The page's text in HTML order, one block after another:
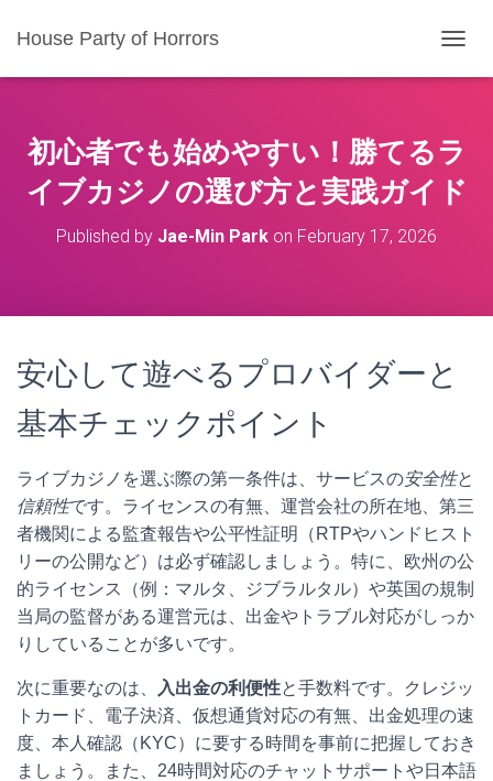
House Party of Horrors
O
L
E
N
初心者でも始めやすい！勝てるラ
イブカジノの選び方と実践ガイド
Published by Jae-Min Park on February 17, 2026
安心して遊べるプロバイダーと
基本チェックポイント
ライブカジノを選ぶ際の第一条件は、サービスの安全性と
信頼性です。ライセンスの有無、運営会社の所在地、第三
者機関による監査報告や公平性証明（RTPやハンドヒスト
リーの公開など）は必ず確認しましょう。特に、欧州の公
的ライセンス（例：マルタ、ジブラルタル）や英国の規制
当局の監督がある運営元は、出金やトラブル対応がしっか
りしていることが多いです。
次に重要なのは、 入出金の利便性と手数料です。クレジッ
トカード、電子決済、仮想通貨対応の有無、出金処理の速
度、本人確認（KYC）に要する時間を事前に把握しておき
ましょう。また、24時間対応のチャットサポートや日本語